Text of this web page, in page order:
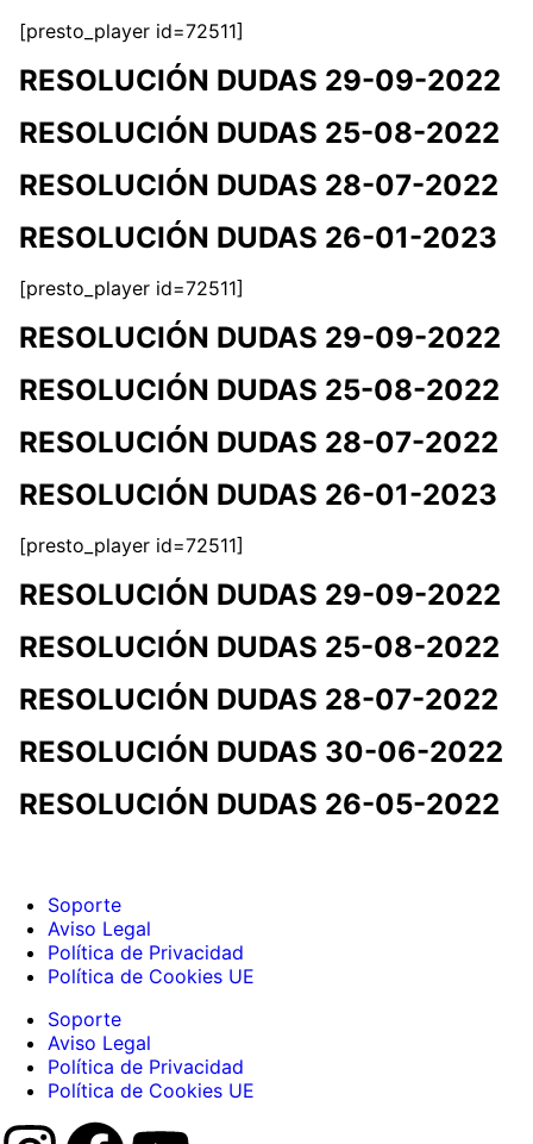
[presto_player id=72511]
RESOLUCIÓN DUDAS 29-09-2022
RESOLUCIÓN DUDAS 25-08-2022
RESOLUCIÓN DUDAS 28-07-2022
RESOLUCIÓN DUDAS 26-01-2023
[presto_player id=72511]
RESOLUCIÓN DUDAS 29-09-2022
RESOLUCIÓN DUDAS 25-08-2022
RESOLUCIÓN DUDAS 28-07-2022
RESOLUCIÓN DUDAS 26-01-2023
[presto_player id=72511]
RESOLUCIÓN DUDAS 29-09-2022
RESOLUCIÓN DUDAS 25-08-2022
RESOLUCIÓN DUDAS 28-07-2022
RESOLUCIÓN DUDAS 30-06-2022
RESOLUCIÓN DUDAS 26-05-2022
Soporte
Aviso Legal
Política de Privacidad
Política de Cookies UE
Soporte
Aviso Legal
Política de Privacidad
Política de Cookies UE